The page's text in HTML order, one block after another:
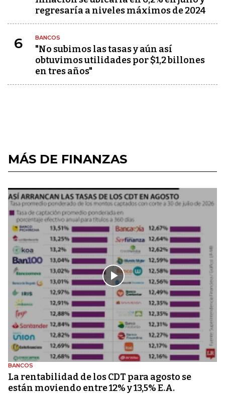
regresaría a niveles máximos de 2024
6 BANCOS
"No subimos las tasas y aún así
obtuvimos utilidades por $1,2 billones
en tres años"
MÁS DE FINANZAS
BANCOS
La rentabilidad de los CDT para agosto se
están moviendo entre 12% y 13,5% E.A.